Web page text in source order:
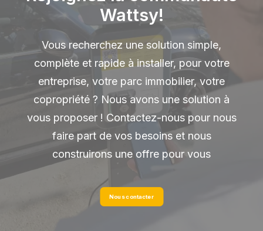
Wattsy!
Vous recherchez une solution simple,
complète et rapide à installer, pour votre
entreprise, votre parc immobilier, votre
copropriété ? Nous avons une solution à
vous proposer ! Contactez-nous pour nous
faire part de vos besoins et nous
construirons une offre pour vous
Nous contacter